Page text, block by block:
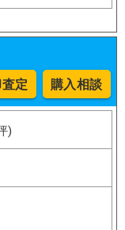
定 購入相談
)